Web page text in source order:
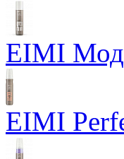
EIMI
EIMI